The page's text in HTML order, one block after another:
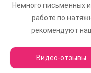
Немного письменных
работе по
рекомендуют
Видео-отзывы